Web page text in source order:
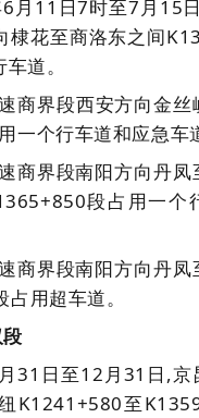
月11日7时至7月15
棣花至商洛东之间
道。
商界段西安方向金丝
一个行车道和应急车
商界段南阳方向丹凤
段占用一个
商界段南阳方向丹凤
用超车道。
31日至12月31日,京
K1241+580至